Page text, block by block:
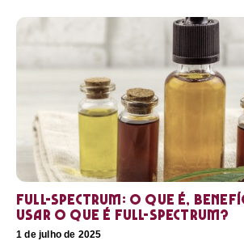
Full-Spectrum: O que é,
usar O que é full-spectrum?
1 de julho de 2025